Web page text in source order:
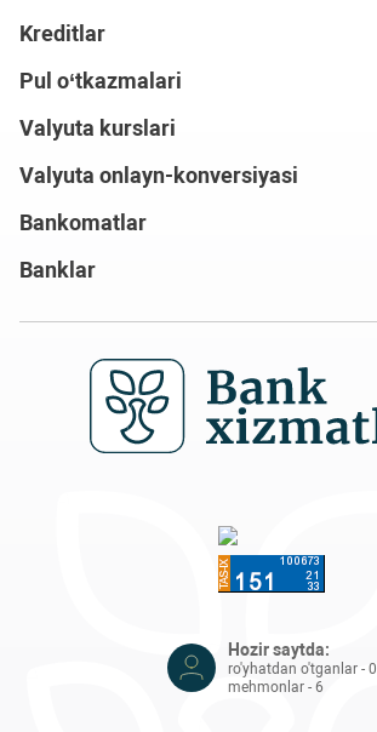
Kreditlar
Pul o‘tkazmalari
Valyuta kurslari
Valyuta onlayn-konversiyasi
Bankomatlar
Banklar
Hozir saytda:
ro'yhatdan o'tganlar - 0
mehmonlar - 6